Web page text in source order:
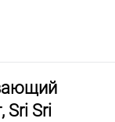
Sri Sri